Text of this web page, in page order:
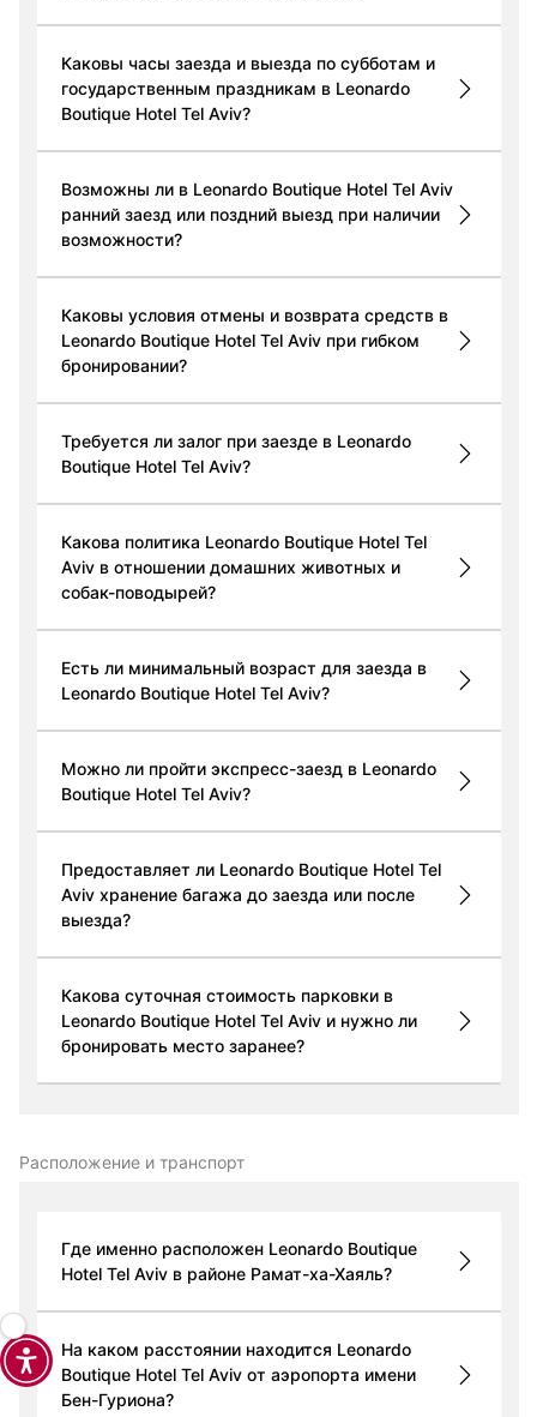
Каковы часы заезда и выезда по субботам и
государственным праздникам в Leonardo
Boutique Hotel Tel Aviv?
Возможны ли в Leonardo Boutique Hotel Tel Aviv
ранний заезд или поздний выезд при наличии
возможности?
Каковы условия отмены и возврата средств в
Leonardo Boutique Hotel Tel Aviv при гибком
бронировании?
Требуется ли залог при заезде в Leonardo
Boutique Hotel Tel Aviv?
Какова политика Leonardo Boutique Hotel Tel
Aviv в отношении домашних животных и
собак-поводырей?
Есть ли минимальный возраст для заезда в
Leonardo Boutique Hotel Tel Aviv?
Можно ли пройти экспресс-заезд в Leonardo
Boutique Hotel Tel Aviv?
Предоставляет ли Leonardo Boutique Hotel Tel
Aviv хранение багажа до заезда или после
выезда?
Какова суточная стоимость парковки в
Leonardo Boutique Hotel Tel Aviv и нужно ли
бронировать место заранее?
Расположение и транспорт
Где именно расположен Leonardo Boutique
Hotel Tel Aviv в районе Рамат-ха-Хаяль?
На каком расстоянии находится Leonardo
Boutique Hotel Tel Aviv от аэропорта имени
Бен-Гуриона?